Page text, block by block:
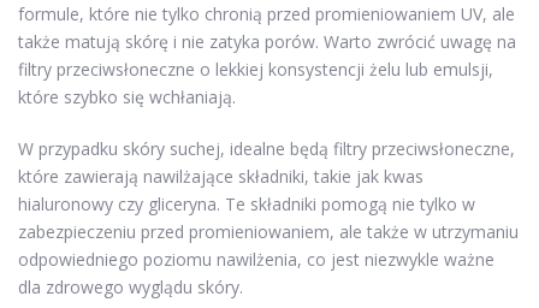
formule, które nie tylko chronią przed promieniowaniem UV, ale
także matują skórę i nie zatyka porów. Warto zwrócić uwagę na
filtry przeciwsłoneczne o lekkiej konsystencji żelu lub emulsji,
które szybko się wchłaniają.
W przypadku skóry suchej, idealne będą filtry przeciwsłoneczne,
które zawierają nawilżające składniki, takie jak kwas
hialuronowy czy gliceryna. Te składniki pomogą nie tylko w
zabezpieczeniu przed promieniowaniem, ale także w utrzymaniu
odpowiedniego poziomu nawilżenia, co jest niezwykle ważne
dla zdrowego wyglądu skóry.